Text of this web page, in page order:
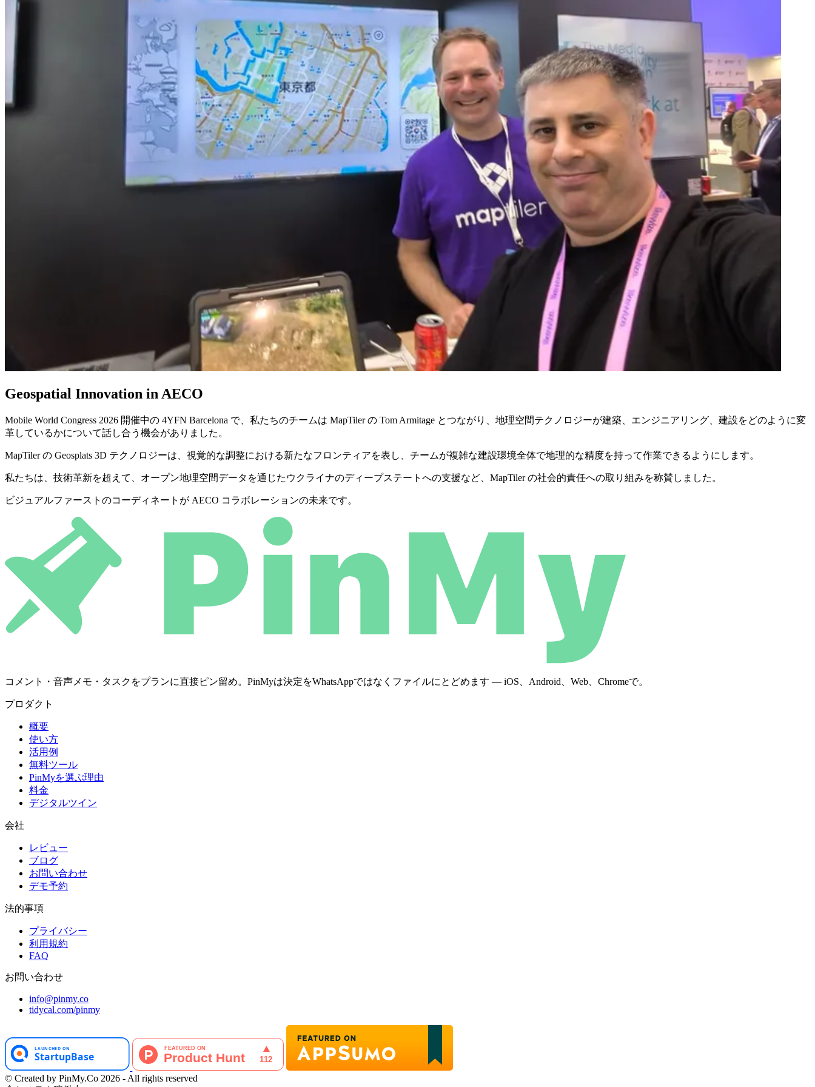
Geospatial Innovation in AECO
Mobile World Congress 2026 開催中の 4YFN Barcelona で、私たちのチームは MapTiler の Tom Armitage とつながり、地理空間テクノロジーが建築、エンジニアリング、建設をどのように変
革しているかについて話し合う機会がありました。
MapTiler の Geosplats 3D テクノロジーは、視覚的な調整における新たなフロンティアを表し、チームが複雑な建設環境全体で地理的な精度を持って作業できるようにします。
私たちは、技術革新を超えて、オープン地理空間データを通じたウクライナのディープステートへの支援など、MapTiler の社会的責任への取り組みを称賛しました。
ビジュアルファーストのコーディネートが AECO コラボレーションの未来です。
コメント・音声メモ・タスクをプランに直接ピン留め。PinMyは決定をWhatsAppではなくファイルにとどめます — iOS、Android、Web、Chromeで。
プロダクト
概要
使い方
活用例
無料ツール
PinMyを選ぶ理由
料金
デジタルツイン
会社
レビュー
ブログ
お問い合わせ
デモ予約
法的事項
プライバシー
利用規約
FAQ
お問い合わせ
info@pinmy.co
tidycal.com/pinmy
© Created by PinMy.Co 2026 - All rights reserved